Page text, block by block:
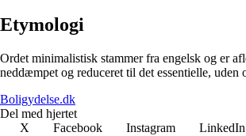
Etymologi
Ordet minimalistisk stammer fra engelsk og er
neddæmpet og reduceret til det essentielle,
Boligydelse.dk
Del med hjertet
X
Facebook Instagram LinkedIn